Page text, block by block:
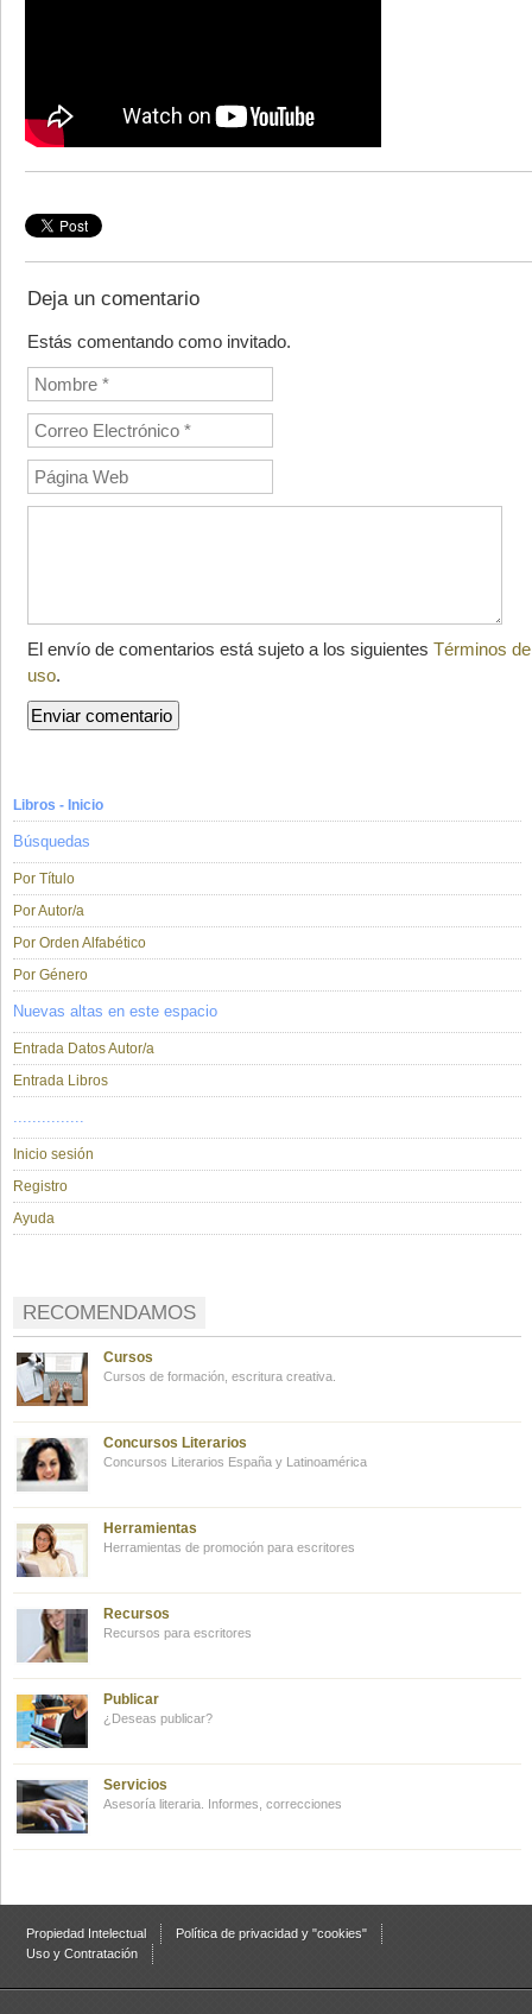
Deja un comentario
Estás comentando como invitado.
El envío de comentarios está sujeto a los siguientes Términos de
uso.
Libros - Inicio
Búsquedas
Por Título
Por Autor/a
Por Orden Alfabético
Por Género
Nuevas altas en este espacio
Entrada Datos Autor/a
Entrada Libros
...............
Inicio sesión
Registro
Ayuda
RECOMENDAMOS
Cursos
Cursos de formación, escritura creativa.
Concursos Literarios
Concursos Literarios España y Latinoamérica
Herramientas
Herramientas de promoción para escritores
Recursos
Recursos para escritores
Publicar
¿Deseas publicar?
Servicios
Asesoría literaria. Informes, correcciones
Propiedad Intelectual
Política de privacidad y "cookies"
Uso y Contratación